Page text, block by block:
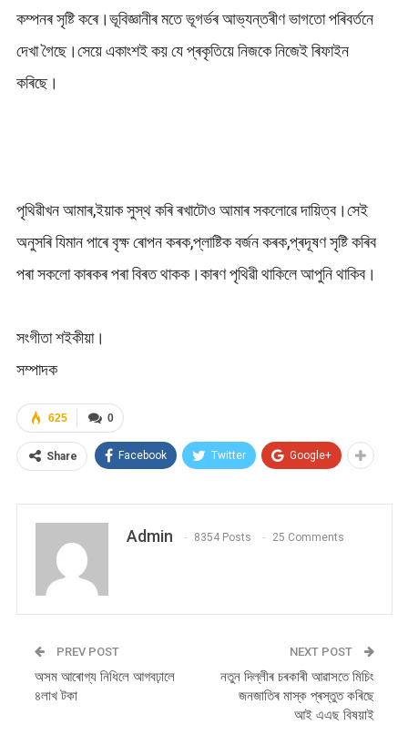
কম্পনৰ সৃষ্টি কৰে।ভূবিজ্ঞানীৰ মতে ভূগৰ্ভৰ আভ্যন্তৰীণ ভাগতো পৰিবৰ্তনে
দেখা গৈছে।সেয়ে একাংশই কয় যে প্ৰকৃতিয়ে নিজকে নিজেই ৰিফাইন
কৰিছে।
পৃথিৱীখন আমাৰ,ইয়াক সুস্থ কৰি ৰখাটোও আমাৰ সকলোৱে দায়িত্ব।সেই
অনুসৰি যিমান পাৰে বৃক্ষ ৰোপন কৰক,প্লাষ্টিক বৰ্জন কৰক,প্ৰদূষণ সৃষ্টি কৰিব
পৰা সকলো কাৰকৰ পৰা বিৰত থাকক।কাৰণ পৃথিৱী থাকিলে আপুনি থাকিব।
সংগীতা শইকীয়া।
সম্পাদক
0
625
Share Facebook Twitter Google+
Admin 8354 Posts 25 Comments
PREV POST
অসম আৰোগ্য নিধিলে আগবঢ়ালে
৪লাখ টকা
NEXT POST
নতুন দিল্লীৰ চৰকাৰী আৱাসতে মিচিং
জনজাতিৰ মাস্ক প্ৰস্তুত কৰিছে
আই এএছ বিষয়াই